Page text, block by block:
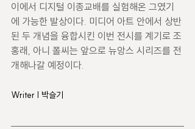
이에서 디지털 이종교배를 실험해온 그였기
에 가능한 발상이다. 미디어 아트 안에서 상반
된 두 개념을 융합시킨 이번 전시를 계기로 조
홍래, 아니 폴씨는 앞으로 뉴앙스 시리즈를 전
개해나갈 예정이다.
Writer | 박슬기